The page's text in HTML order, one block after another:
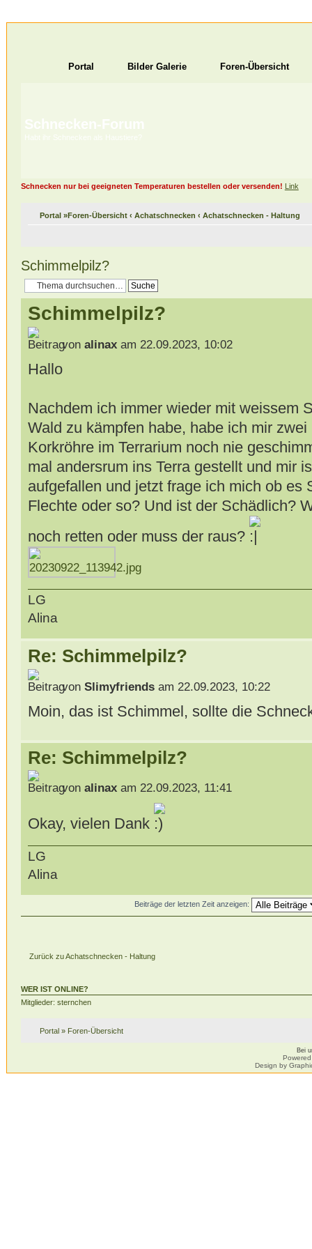
Portal Bilder Galerie Foren-Übersicht
Schnecken-Forum
Habt ihr Schnecken als Haustiere?
Schnecken nur bei geeigneten Temperaturen bestellen oder versenden! Link
Portal»Foren-Übersicht ‹ Achatschnecken ‹ Achatschnecken - Haltung
Schimmelpilz?
Schimmelpilz?
von alinaxam 22.09.2023, 10:02
Hallo
Nachdem ich immer wieder mit weissem
Wald zu kämpfen habe, habe ich mir
Korkröhre im Terrarium noch nie
mal andersrum ins Terra gestellt und mir
aufgefallen und jetzt frage ich mich ob es
Flechte oder so? Und ist der Schädlich?
noch retten oder muss der raus?
LG
Alina
Re: Schimmelpilz?
von Slimyfriendsam 22.09.2023, 10:22
Moin, das ist Schimmel, sollte die
Re: Schimmelpilz?
von alinaxam 22.09.2023, 11:41
Okay, vielen Dank
LG
Alina
Beiträge der letzten Zeit anzeigen:
Zurück zu Achatschnecken - Haltung
WER IST ONLINE?
Mitglieder: sternchen
Portal » Foren-Übersicht
Bei
Design by